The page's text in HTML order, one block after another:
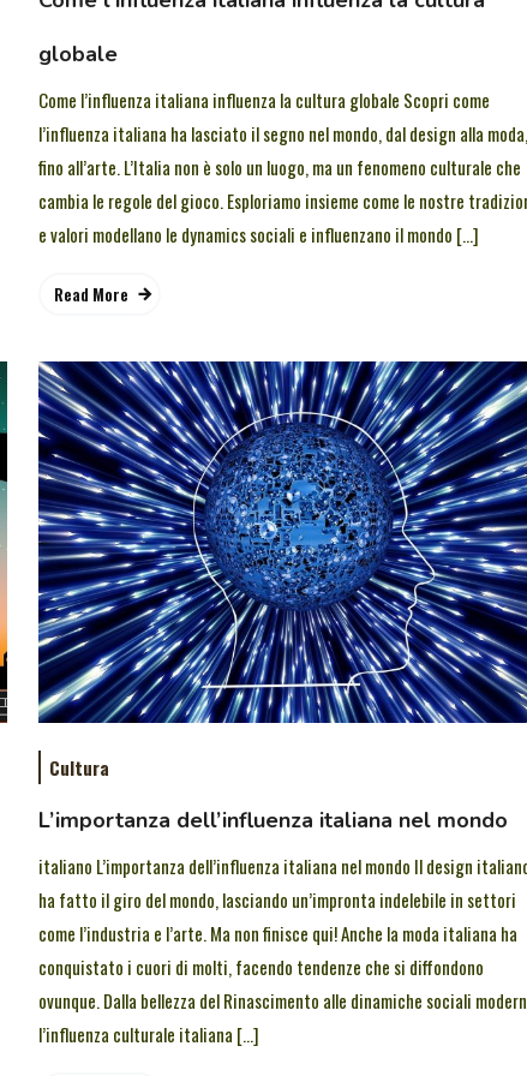
globale
Come l’influenza italiana influenza la cultura globale Scopri come
l’influenza italiana ha lasciato il segno nel mondo, dal design alla
fino all’arte. L’Italia non è solo un luogo, ma un fenomeno culturale che
cambia le regole del gioco. Esploriamo insieme come le nostre
e valori modellano le dynamics sociali e influenzano il mondo […]
Read More
Cultura
L’importanza dell’influenza italiana nel mondo
italiano L’importanza dell’influenza italiana nel mondo Il design
ha fatto il giro del mondo, lasciando un’impronta indelebile in settori
come l’industria e l’arte. Ma non finisce qui! Anche la moda italiana ha
conquistato i cuori di molti, facendo tendenze che si diffondono
ovunque. Dalla bellezza del Rinascimento alle dinamiche sociali
l’influenza culturale italiana […]